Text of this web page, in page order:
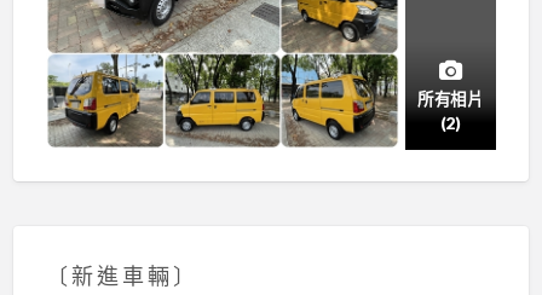
所有相片
(2)
〔 新 進 車 輛 〕